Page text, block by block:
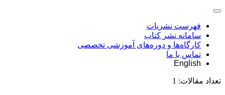
فهرست نشریات
سامانه نشر کتاب
کارگاه‌ها و دوره‌های آموزشی تخصصی
تماس با ما
English
تعداد مقالات: 1